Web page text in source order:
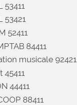
53411
53421
52411
84411
musicale 92421
45411
44411
88411